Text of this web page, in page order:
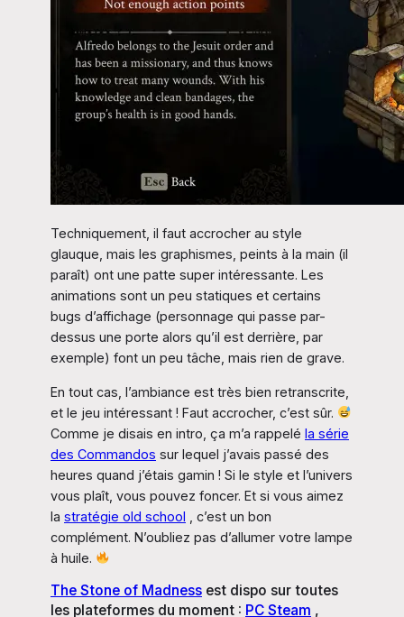
Techniquement, il faut accrocher au style
glauque, mais les graphismes, peints à la main (il
paraît) ont une patte super intéressante. Les
animations sont un peu statiques et certains
bugs d’affichage (personnage qui passe par-
dessus une porte alors qu’il est derrière, par
exemple) font un peu tâche, mais rien de grave.
En tout cas, l’ambiance est très bien retranscrite,
et le jeu intéressant ! Faut accrocher, c’est sûr.
Comme je disais en intro, ça m’a rappelé la série
des Commandos sur lequel j’avais passé des
heures quand j’étais gamin ! Si le style et l’univers
vous plaît, vous pouvez foncer. Et si vous aimez
la stratégie old school , c’est un bon
complément. N’oubliez pas d’allumer votre lampe
à huile.
The Stone of Madness est dispo sur toutes
les plateformes du moment : PC Steam ,